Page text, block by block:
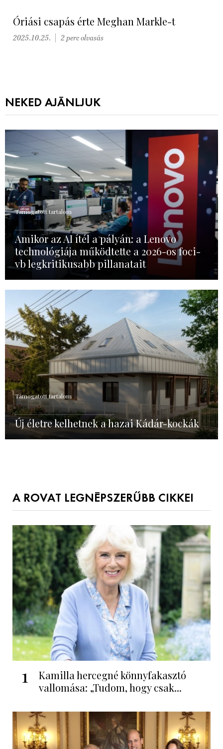
Óriási csapás érte Meghan Markle-t
2025.10.25. 2 perc olvasás
NEKED AJÁNLJUK
Támogatott tartalom
Amikor az AI ítél a pályán: a Lenovo
technológiája működtette a 2026-os foci-
vb legkritikusabb pillanatait
Támogatott tartalom
Új életre kelhetnek a hazai Kádár-kockák
A ROVAT LEGNÉPSZERŰBB CIKKEI
1
Kamilla hercegné könnyfakasztó
vallomása: „Tudom, hogy csak...